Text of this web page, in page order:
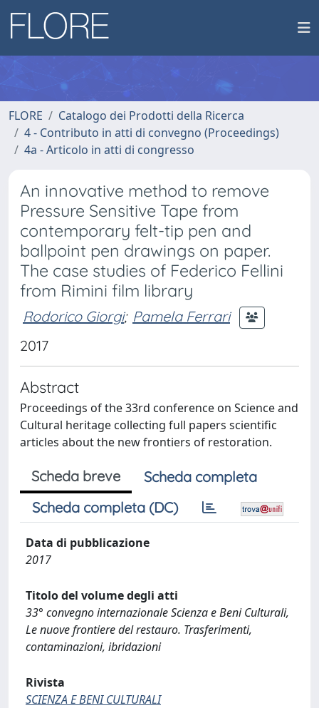
FLORE
Catalogo dei Prodotti della Ricerca
4 - Contributo in atti di convegno (Proceedings)
4a - Articolo in atti di congresso
An innovative method to remove
Pressure Sensitive Tape from
contemporary felt-tip pen and
ballpoint pen drawings on paper.
The case studies of Federico Fellini
from Rimini film library
Rodorico Giorgi; Pamela Ferrari
2017
Abstract
Proceedings of the 33rd conference on Science and
Cultural heritage collecting full papers scientific
articles about the new frontiers of restoration.
Scheda breve
Scheda completa
Scheda completa (DC)
Data di pubblicazione
2017
Titolo del volume degli atti
33° convegno internazionale Scienza e Beni Culturali,
Le nuove frontiere del restauro. Trasferimenti,
contaminazioni, ibridazioni
Rivista
SCIENZA E BENI CULTURALI